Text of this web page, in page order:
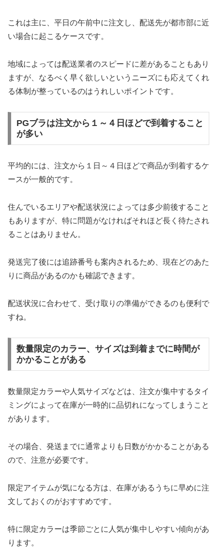
これは主に、平日の午前中に注文し、配送先が都市部に近
い場合に起こるケースです。
地域によっては配送業者のスピードに差があることもあり
ますが、なるべく早く欲しいというニーズにも応えてくれ
る体制が整っているのはうれしいポイントです。
PGブラは注文から１～４日ほどで到着すること
が多い
平均的には、注文から１日～４日ほどで商品が到着するケ
ースが一般的です。
住んでいるエリアや配送状況によっては多少前後すること
もありますが、特に問題がなければそれほど長く待たされ
ることはありません。
発送完了後には追跡番号も案内されるため、現在どのあた
りに商品があるのかも確認できます。
配送状況に合わせて、受け取りの準備ができるのも便利で
すね。
数量限定のカラー、サイズは到着までに時間が
かかることがある
数量限定カラーや人気サイズなどは、注文が集中するタイ
ミングによって在庫が一時的に品切れになってしまうこと
があります。
その場合、発送までに通常よりも日数がかかることがある
ので、注意が必要です。
限定アイテムが気になる方は、在庫があるうちに早めに注
文しておくのがおすすめです。
特に限定カラーは季節ごとに人気が集中しやすい傾向があ
ります。